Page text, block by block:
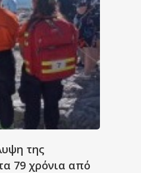
της
79 χρόνια από